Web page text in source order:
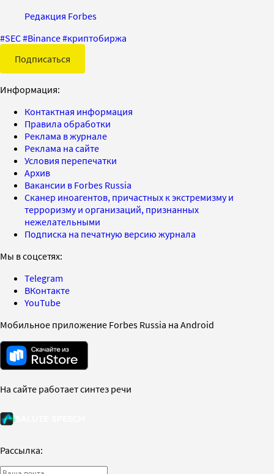
Редакция Forbes
#SEC#Binance#криптобиржа
Подписаться
Информация:
Контактная информация
Правила обработки
Реклама в журнале
Реклама на сайте
Условия перепечатки
Архив
Вакансии в Forbes Russia
Сканер иноагентов, причастных к экстремизму и
терроризму и организаций, признанных
нежелательными
Подписка на печатную версию журнала
Мы в соцсетях:
Telegram
ВКонтакте
YouTube
Мобильное приложение Forbes Russia на Android
На сайте работает синтез речи
Рассылка: